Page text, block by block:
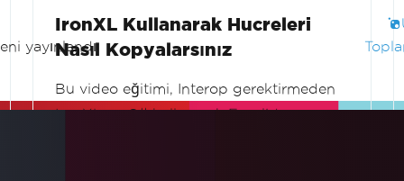
IronXL Kullanarak Hucreleri
Nasıl Kopyalarsınız
Bu video eğitimi, Interop gerektirmeden
IronXL ve C# kullanarak Excel'de
yayınlandı